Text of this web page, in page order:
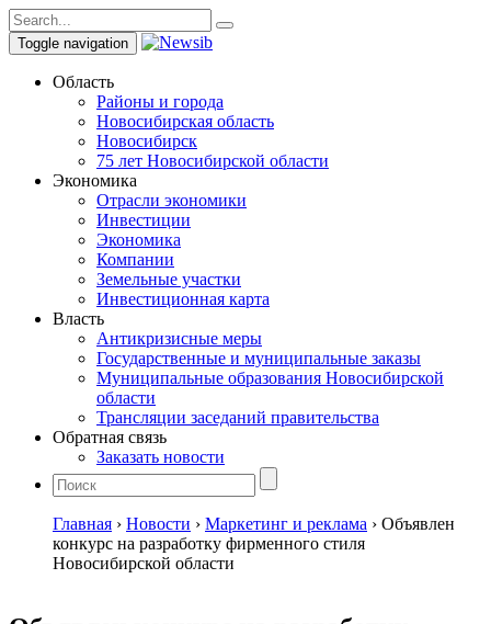
Toggle navigation
Область
Районы и города
Новосибирская область
Новосибирск
75 лет Новосибирской области
Экономика
Отрасли экономики
Инвестиции
Экономика
Компании
Земельные участки
Инвестиционная карта
Власть
Антикризисные меры
Государственные и муниципальные заказы
Муниципальные образования Новосибирской
области
Трансляции заседаний правительства
Обратная связь
Заказать новости
Главная › Новости › Маркетинг и реклама › Объявлен
конкурс на разработку фирменного стиля
Новосибирской области